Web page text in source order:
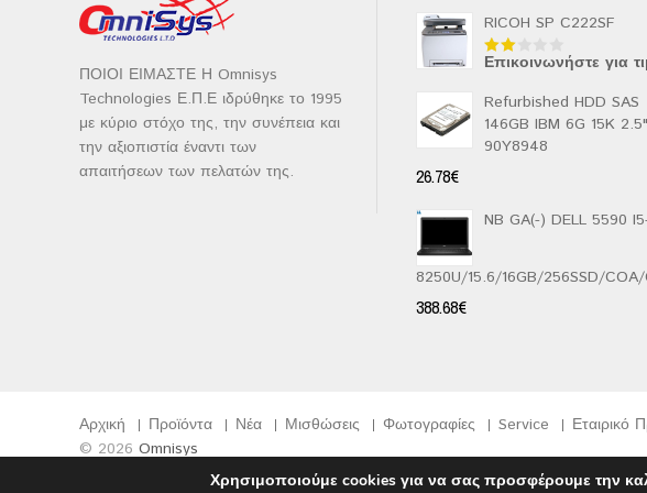
ΠΟΙΟΙ ΕΙΜΑΣΤΕ Η Omnisys
Technologies Ε.Π.Ε ιδρύθηκε το 1995
με κύριο στόχο της, την συνέπεια και
την αξιοπιστία έναντι των
απαιτήσεων των πελατών της.
RICOH SP C222SF
Βαθμολογήθηκε
2.00
από
5
Επικοινωνήστε για
Refurbished HDD SAS
146GB IBM 6G 15K
90Y8948
26.78€
NB GA(-) DELL 5590
8250U/15.6/16GB/256SSD/
388.68€
Αρχική Προϊόντα Νέα Μισθώσεις Φωτογραφίες Service Εταιρικό
© 2026 Omnisys
Χρησιμοποιούμε cookies για να σας προσφέρουμε την